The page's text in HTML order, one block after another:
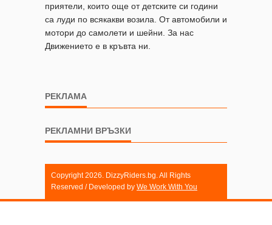
приятели, които още от детските си години
са луди по всякакви возила. От автомобили и
мотори до самолети и шейни. За нас
Движението е в кръвта ни.
РЕКЛАМА
РЕКЛАМНИ ВРЪЗКИ
Copyright 2026. DizzyRiders.bg. All Rights
Reserved / Developed by We Work With You